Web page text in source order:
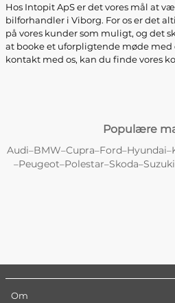
Hos Intopit ApS er det vores mål at
bilforhandler i Viborg. For os er det
på vores kunder som muligt, og det
at booke et uforpligtende møde med
kontakt med os, kan du finde vores
Populære
Audi–BMW–Cupra–Ford–Hyundai–
–Peugeot–Polestar–Skoda–Suzuki
Om